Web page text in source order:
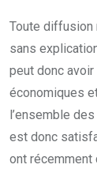
Toute diffusion
sans
peut donc
économiques
l’ensemble
est donc
ont récemment